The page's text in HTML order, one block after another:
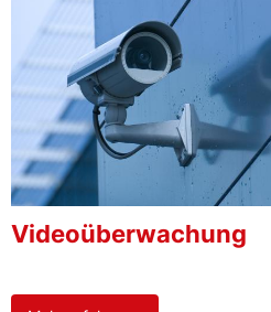
Videoüberwachung